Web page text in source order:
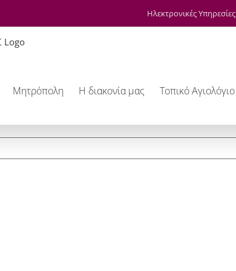
Ηλεκτρονικές Υπηρεσίες
Μητρόπολη Η διακονία μας Τοπικό Αγιολόγιο